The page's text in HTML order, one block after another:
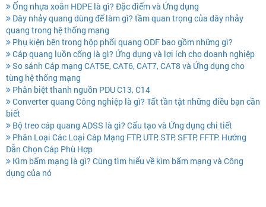
Ống nhựa xoắn HDPE là gì? Đặc điểm và Ứng dụng
Dây nhảy quang dùng để làm gì? tầm quan trọng của dây nhảy
quang trong hệ thống mạng
Phụ kiện bên trong hộp phối quang ODF bao gồm những gì?
Cáp quang luồn cống là gì? Ứng dụng và lợi ích cho doanh nghiệp
So sánh Cáp mạng CAT5E, CAT6, CAT7, CAT8 và Ứng dụng cho
từng hệ thống mạng
Phân biệt thanh nguồn PDU C13, C14
Converter quang Công nghiệp là gì? Tất tần tật những điều bạn cần
biết
Bộ treo cáp quang ADSS là gì? Cấu tạo và Ứng dụng chi tiết
Phân Loại Các Loại Cáp Mạng FTP, UTP, STP, SFTP, FFTP: Hướng
Dẫn Chọn Cáp Phù Hợp
Kìm bấm mạng là gì? Cùng tìm hiểu về kìm bấm mạng và Công
dụng của nó